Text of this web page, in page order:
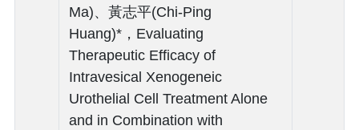
Ma)、黃志平(Chi-Ping
Huang)*，Evaluating
Therapeutic Efficacy of
Intravesical Xenogeneic
Urothelial Cell Treatment Alone
and in Combination with